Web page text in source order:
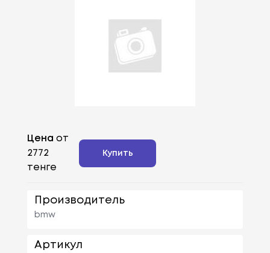
Цена от
2772
тенге
Купить
Производитель
bmw
Артикул